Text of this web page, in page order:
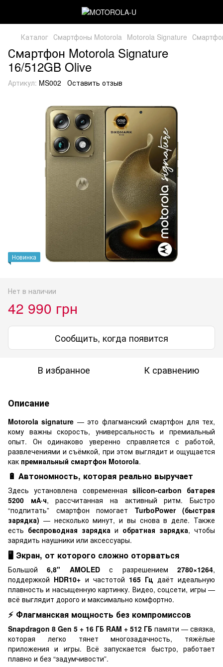
Каталог Смартфоны Motorola Motorola Signature
Смартфон Motorola Signature
16/512GB Olive
Артикул: MS002 Оставить отзыв
Новинка
Нет в наличии
42 990 грн
Сообщить, когда появится
В избранное К сравнению
Описание
Motorola signature — это флагманский смартфон для тех,
кому важны скорость, универсальность и премиальный
опыт. Он одинаково уверенно справляется с работой,
развлечениями и съёмкой, при этом выглядит и ощущается
как премиальный смартфон Motorola.
🔋 Автономность, которая реально выручает
Здесь установлена современная silicon-carbon батарея
5200 мА·ч, рассчитанная на активный ритм. Быстро
“подпитать” смартфон помогает TurboPower (быстрая
зарядка) — несколько минут, и вы снова в деле. Также
есть беспроводная зарядка и обратная зарядка, чтобы
зарядить наушники или аксессуары.
🖥️ Экран, от которого сложно оторваться
Большой6,8" AMOLEDс разрешением2780×1264,
поддержкой HDR10+ и частотой 165 Гц даёт идеальную
плавность и насыщенную картинку. Видео, соцсети, игры —
всё выглядит дорого и максимально комфортно.
⚡ Флагманская мощность без компромиссов
Snapdragon 8 Gen 5 + 16 ГБ RAM + 512 ГБ памяти — связка,
которая легко тянет многозадачность, тяжёлые
приложения и игры. Всё запускается быстро, работает
плавно и без “задумчивости”.